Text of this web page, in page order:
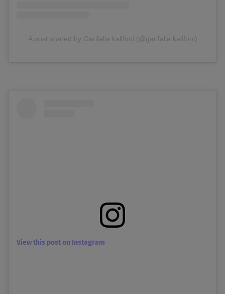
A post shared by Garifalia kalifoni (@garifalia.kalifoni)
View this post on Instagram